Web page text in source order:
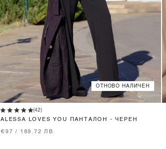
ОТНОВО НАЛИЧЕН
XS S M
(42)
ALESSA LOVES YOU ПАНТАЛОН - ЧЕРЕН
€97 / 189.72 ЛВ.